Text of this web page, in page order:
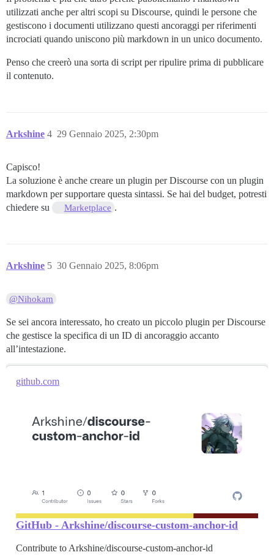
utilizzati anche per altri scopi su Discourse, quindi le persone che
gestiscono i documenti utilizzano questi ancoraggi per riferimenti
incrociati quando uniscono più markdown in un unico documento.
Penso che creerò una sorta di script per ripulire prima di pubblicare
il contenuto.
Arkshine 29 Gennaio 2025, 2:30pm
4
Capisco!
La soluzione è anche creare un plugin per Discourse con un plugin
markdown per supportare questa sintassi. Se hai del budget, potresti
chiedere su
Marketplace .
Arkshine 30 Gennaio 2025, 8:06pm
5
@Nihokam
Se sei ancora interessato, ho creato un piccolo plugin per Discourse
che gestisce la specifica di un ID di ancoraggio accanto
all’intestazione.
github.com
GitHub - Arkshine/discourse-custom-anchor-id
Contribute to Arkshine/discourse-custom-anchor-id